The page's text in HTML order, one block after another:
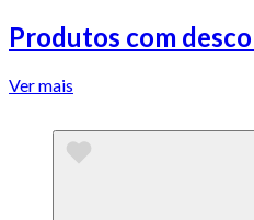
Produtos com
Ver mais